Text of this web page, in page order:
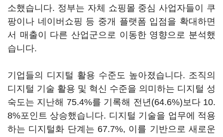
소했습니다. 정부는 자체 쇼핑몰 중심 사업자들이 쿠
팡이나 네이버쇼핑 등 중개 플랫폼 입점을 확대하면
서 매출이 다른 산업군으로 이동한 영향으로 분석했
습니다.
기업들의 디지털 활용 수준도 높아졌습니다. 조직의
디지털 기술 활용 및 혁신 수준을 의미하는 디지털 성
숙도는 지난해 75.4%를 기록해 전년(64.6%)보다 10.
8%포인트 상승했습니다. 디지털 기술을 업무에 적용
하는 디지털화 단계는 67.7%, 이를 기반으로 새로운